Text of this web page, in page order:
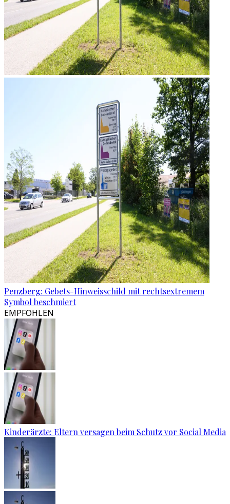
Penzberg: Gebets-Hinweisschild mit rechtsextremem
Symbol beschmiert
EMPFOHLEN
Kinderärzte: Eltern versagen beim Schutz vor Social Media